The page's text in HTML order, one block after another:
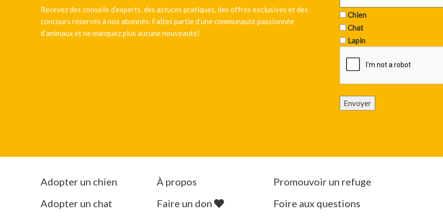
Recevez des conseils d’experts, des astuces pratiques, des offres exclusives et des
concours réservés à nos abonnés. Faites partie d’une communauté passionnée
d’animaux et ne manquez plus aucune nouveauté!
Chien
Chat
Lapin
Envoyer
Adopter un chien
Adopter un chat
À propos
Faire un don
Promouvoir un refuge
Foire aux questions